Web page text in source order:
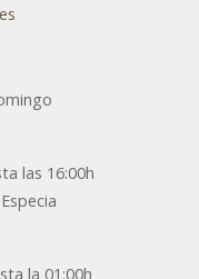
las 16:00h
la 01:00h